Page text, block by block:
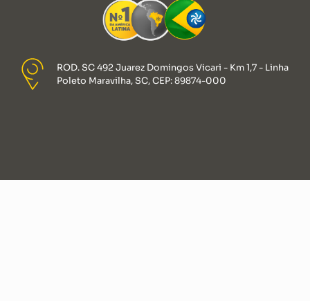
ROD. SC 492 Juarez Domingos Vicari - Km 1,7 - Linha
Poleto Maravilha, SC, CEP: 89874-000